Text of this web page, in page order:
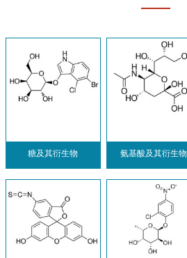
糖及其衍生物 氨基酸及其衍生物